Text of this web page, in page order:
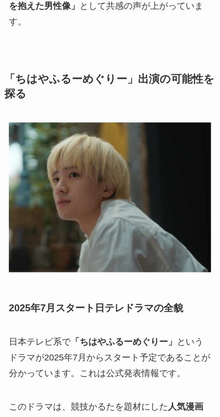
を抱えた男性像」
として共感の声が上がっていま
す。
「ちはやふるーめぐりー」出演の可能性を
探る
2025年7月スタート日テレドラマの全貌
日本テレビ系で「ちはやふるーめぐりー」
という
ドラマが2025年7月からスタート予定であることが
分かっています。これは公式発表情報です。
このドラマは、競技かるたを題材にした 人気漫画